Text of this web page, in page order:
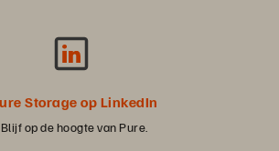
Storage op LinkedIn
Blijf op de hoogte van Pure.